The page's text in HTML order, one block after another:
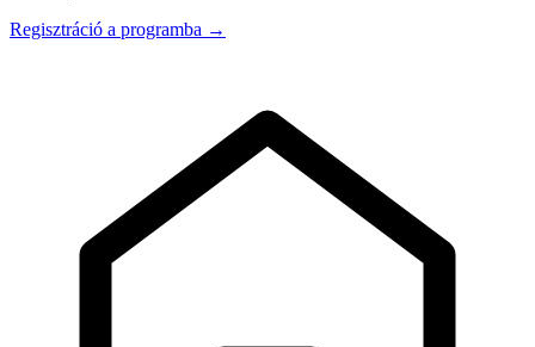
Regisztráció a programba →